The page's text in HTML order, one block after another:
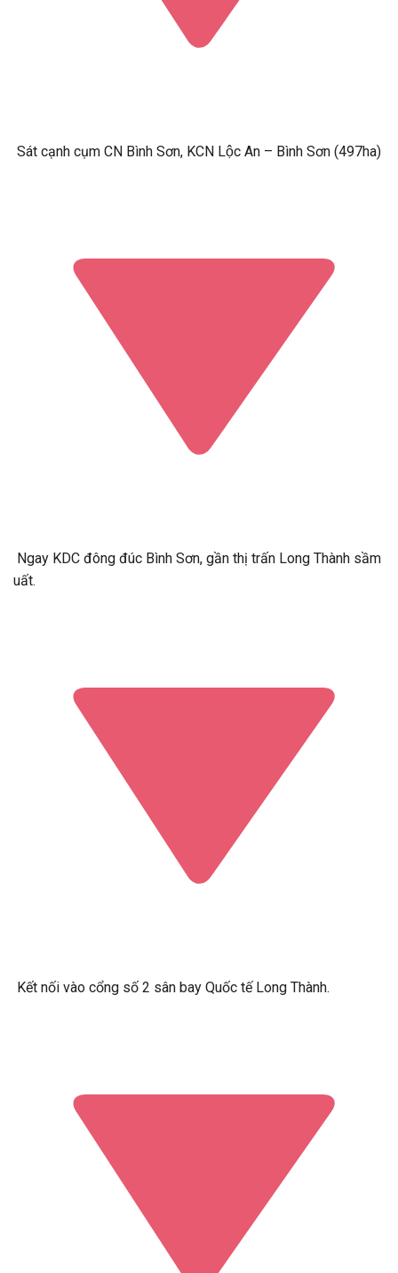
Sát cạnh cụm CN Bình Sơn, KCN Lộc An – Bình Sơn (497ha)
Ngay KDC đông đúc Bình Sơn, gần thị trấn Long Thành sầm
uất.
Kết nối vào cổng số 2 sân bay Quốc tế Long Thành.